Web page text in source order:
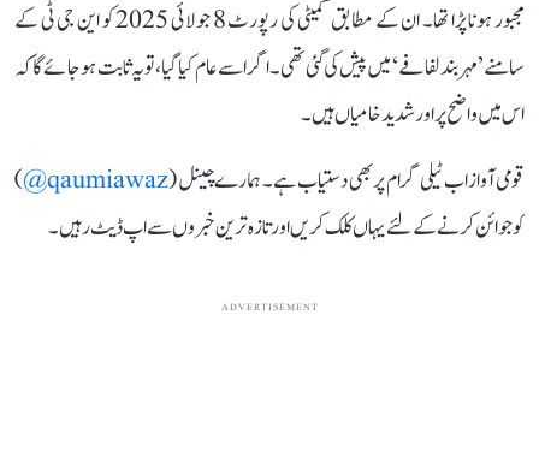
مجبور ہونا پڑا تھا۔ ان کے مطابق کمیٹی کی رپورٹ 8 جولائی 2025 کو این جی ٹی کے
سامنے ’مہر بند لفافے‘ میں پیش کی گئی تھی۔ اگر اسے عام کیا گیا، تو یہ ثابت ہو جائے گا کہ
اس میں واضح پر اور شدید خامیاں ہیں۔
قومی آواز اب ٹیلی گرام پر بھی دستیاب ہے۔ ہمارے چینل (qaumiawaz@
)
کو جوائن کرنے کے لئے یہاں کلک کریں اور تازہ ترین خبروں سے اپ ڈیٹ رہیں۔
ADVERTISEMENT